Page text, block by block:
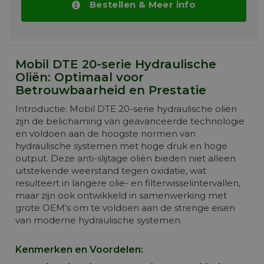
afzetting van slib bij gebruik van
conventionele producten optreedt
stabiele additiefpakketten die corrosie
neutraliseren. Ze zijn ontwikkeld om onder
zware omstandigheden te werken in
systemen waar een hoge filmsterkte van de
olie en waar antislijtage vereist zijn. Mobil
DTE 27 Ultra kan ook worden ingezet in
systemen waar geen antislijtage oliën
voorgeschreven zijn.
Meer info
Bestellen & Meer info
Mobil DTE 20-serie Hydraulische
Oliën: Optimaal voor
Betrouwbaarheid en Prestatie
Introductie: Mobil DTE 20-serie hydraulische oliën
zijn de belichaming van geavanceerde technologie
en voldoen aan de hoogste normen van
hydraulische systemen met hoge druk en hoge
output. Deze anti-slijtage oliën bieden niet alleen
uitstekende weerstand tegen oxidatie, wat
resulteert in langere olie- en filterwisselintervallen,
maar zijn ook ontwikkeld in samenwerking met
grote OEM's om te voldoen aan de strenge eisen
van moderne hydraulische systemen.
Kenmerken en Voordelen: